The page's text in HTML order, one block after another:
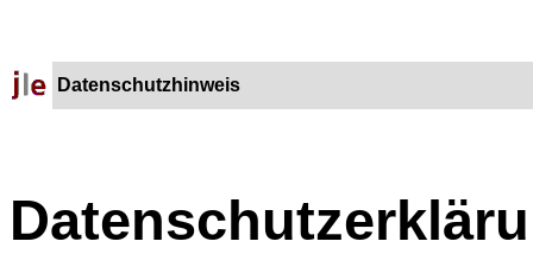
Datenschutzhinweis